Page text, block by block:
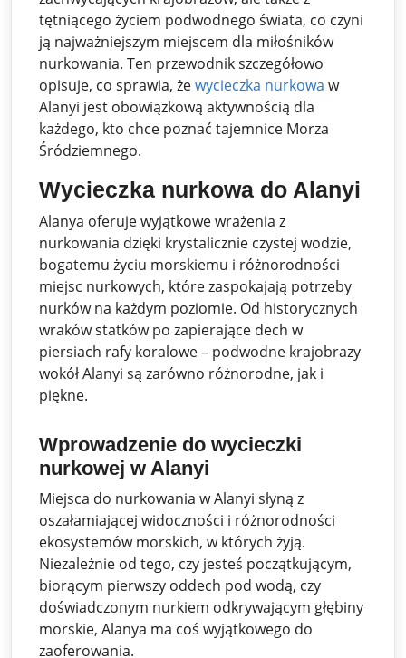
tętniącego życiem podwodnego świata, co czyni
ją najważniejszym miejscem dla miłośników
nurkowania. Ten przewodnik szczegółowo
opisuje, co sprawia, że ​​wycieczka nurkowa w
Alanyi jest obowiązkową aktywnością dla
każdego, kto chce poznać tajemnice Morza
Śródziemnego.
Wycieczka nurkowa do Alanyi
Alanya oferuje wyjątkowe wrażenia z
nurkowania dzięki krystalicznie czystej wodzie,
bogatemu życiu morskiemu i różnorodności
miejsc nurkowych, które zaspokajają potrzeby
nurków na każdym poziomie. Od historycznych
wraków statków po zapierające dech w
piersiach rafy koralowe – podwodne krajobrazy
wokół Alanyi są zarówno różnorodne, jak i
piękne.
Wprowadzenie do wycieczki
nurkowej w Alanyi
Miejsca do nurkowania w Alanyi słyną z
oszałamiającej widoczności i różnorodności
ekosystemów morskich, w których żyją.
Niezależnie od tego, czy jesteś początkującym,
biorącym pierwszy oddech pod wodą, czy
doświadczonym nurkiem odkrywającym głębiny
morskie, Alanya ma coś wyjątkowego do
zaoferowania.